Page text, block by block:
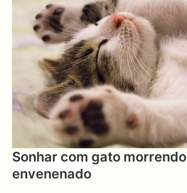
Sonhar com gato morrendo
envenenado